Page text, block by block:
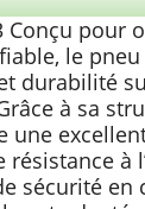
Conçu pour
le pneu
durabilité
à sa
une
à
sécurité en